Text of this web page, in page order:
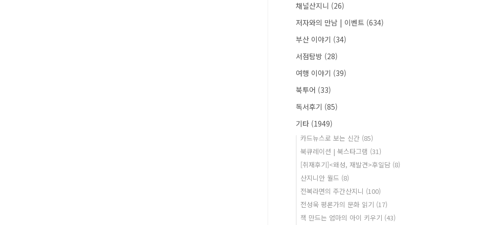
채널산지니 (26)
저자와의 만남 | 이벤트 (634)
부산 이야기 (34)
서점탐방 (28)
여행 이야기 (39)
북투어 (33)
독서후기 (85)
기타 (1949)
카드뉴스로 보는 신간 (85)
북큐레이션 | 북스타그램 (31)
[취재후기]<왜성, 재발견>후일담 (8)
산지니안 월드 (8)
전복라면의 주간산지니 (100)
전성욱 평론가의 문화 읽기 (17)
책 만드는 엄마의 아이 키우기 (43)